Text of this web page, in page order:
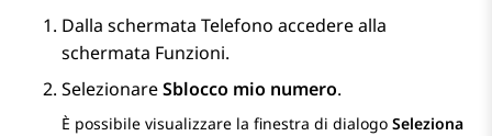
Dalla schermata Telefono accedere alla
schermata Funzioni.
SelezionareSblocco mio numero.
È possibile visualizzare la finestra di dialogo Seleziona